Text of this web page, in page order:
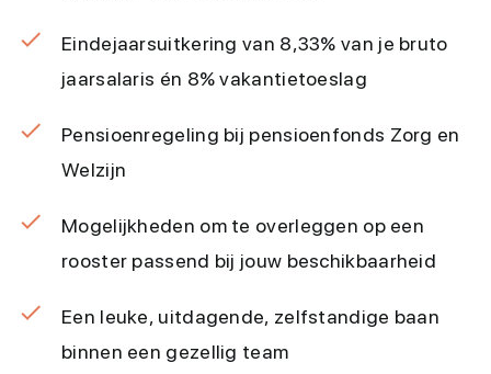
Eindejaarsuitkering van 8,33% van je bruto
jaarsalaris én 8% vakantietoeslag
Pensioenregeling bij pensioenfonds Zorg en
Welzijn
Mogelijkheden om te overleggen op een
rooster passend bij jouw beschikbaarheid
Een leuke, uitdagende, zelfstandige baan
binnen een gezellig team